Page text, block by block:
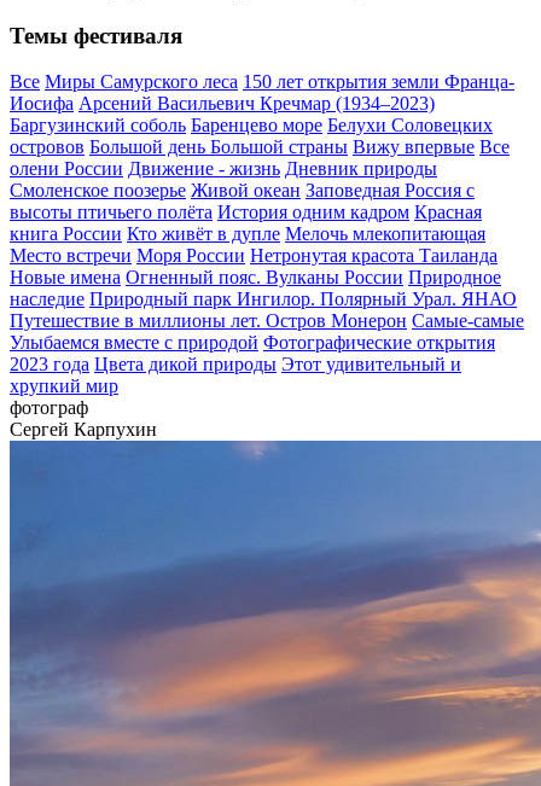
Темы фестиваля
Все Миры Самурского леса 150 лет открытия земли Франца-
Иосифа Арсений Васильевич Кречмар (1934–2023)
Баргузинский соболь Баренцево море Белухи Соловецких
островов Большой день Большой страны Вижу впервые Все
олени России Движение - жизнь Дневник природы
Смоленское поозерье Живой океан Заповедная Россия с
высоты птичьего полёта История одним кадром Красная
книга России Кто живёт в дупле Мелочь млекопитающая
Место встречи Моря России Нетронутая красота Таиланда
Новые имена Огненный пояс. Вулканы России Природное
наследие Природный парк Ингилор. Полярный Урал. ЯНАО
Путешествие в миллионы лет. Остров Монерон Самые-самые
Улыбаемся вместе с природой Фотографические открытия
2023 года Цвета дикой природы Этот удивительный и
хрупкий мир
фотограф
Сергей Карпухин